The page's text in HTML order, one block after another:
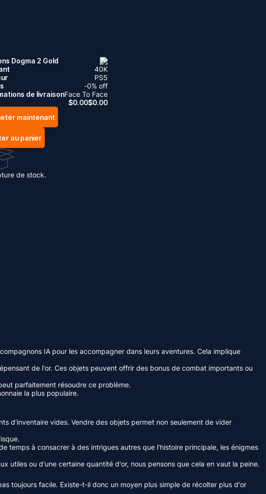
Dogma 2 Gold
40K
PS5
-0% off
de livraisonFace To Face
$0.00$0.00
maintenant
au panier
de stock.
IA pour les accompagner dans leurs aventures. Cela implique
de l'or. Ces objets peuvent offrir des bonus de combat importants ou
parfaitement résoudre ce problème.
la plus populaire.
d'inventaire vides. Vendre des objets permet non seulement de vider
temps à consacrer à des intrigues autres que l'histoire principale, les énigmes
utiles ou d'une certaine quantité d'or, nous pensons que cela en vaut la peine.
toujours facile. Existe-t-il donc un moyen plus simple de récolter plus d'or